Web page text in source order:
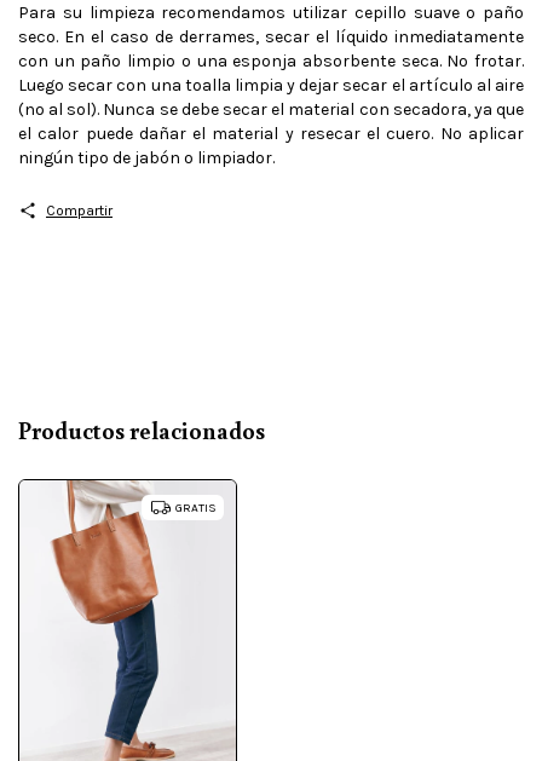
Para su limpieza recomendamos utilizar cepillo suave o paño
seco. En el caso de derrames, secar el líquido inmediatamente
con un paño limpio o una esponja absorbente seca. No frotar.
Luego secar con una toalla limpia y dejar secar el artículo al aire
(no al sol). Nunca se debe secar el material con secadora, ya que
el calor puede dañar el material y resecar el cuero. No aplicar
ningún tipo de jabón o limpiador.
Compartir
Productos relacionados
GRATIS